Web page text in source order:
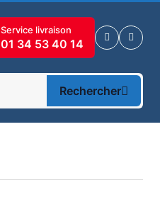
Service livraison
01 34 53 40 14
Rechercher